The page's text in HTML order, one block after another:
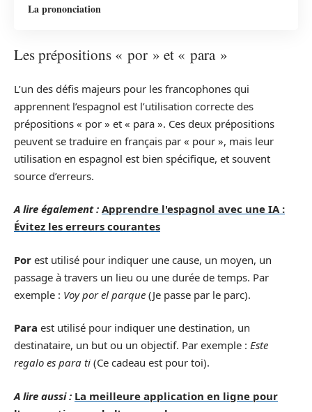
La prononciation
Les prépositions « por » et « para »
L’un des défis majeurs pour les francophones qui
apprennent l’espagnol est l’utilisation correcte des
prépositions « por » et « para ». Ces deux prépositions
peuvent se traduire en français par « pour », mais leur
utilisation en espagnol est bien spécifique, et souvent
source d’erreurs.
A lire également : Apprendre l'espagnol avec une IA :
Évitez les erreurs courantes
Por est utilisé pour indiquer une cause, un moyen, un
passage à travers un lieu ou une durée de temps. Par
exemple : Voy por el parque (Je passe par le parc).
Para est utilisé pour indiquer une destination, un
destinataire, un but ou un objectif. Par exemple : Este
regalo es para ti (Ce cadeau est pour toi).
A lire aussi : La meilleure application en ligne pour